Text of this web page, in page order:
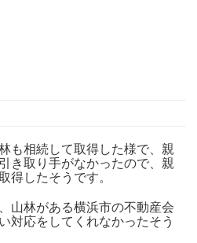
も相続して取得した様で、親
き取り手がなかったので、親
得したそうです。
山林がある横浜市の不動産会
対応をしてくれなかったそう